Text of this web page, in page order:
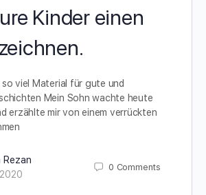
Kinder einen
so viel Material für gute und
Mein Sohn wachte heute
erzählte mir von einem verrückten
Rezan
0 Comments